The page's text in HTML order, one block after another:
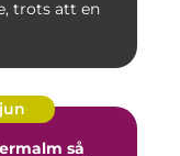
trots att en
så